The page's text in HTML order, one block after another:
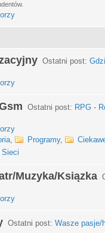
Ostatni post:
Ostatni post: RPG -
, Programy,
Sieci
Muzyka/Ksiązka
Ostatni post: Wasze pasje/